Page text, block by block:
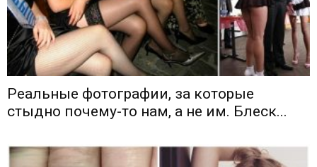
Реальные фотографии, за которые
стыдно почему-то нам, а не им. Блеск...